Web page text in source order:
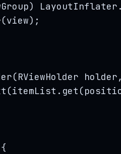
LayoutInflater
(view) ;
(RViewHolder holder
(itemList . get (
{